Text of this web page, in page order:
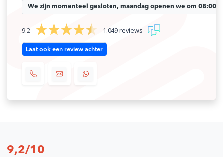
We zijn momenteel gesloten, maandag openen we om 08:00
9.2 1.049 reviews
Laat ook een review achter
9,2/10